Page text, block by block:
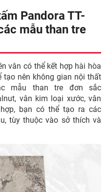
Pandora TT-
mẫu than tre
vân có thể kết hợp hài hòa
tạo nên không gian nội thất
mẫu than tre đơn sắc
vân kim loại xước, vân
bạn có thể tạo ra các
tùy thuộc vào sở thích và